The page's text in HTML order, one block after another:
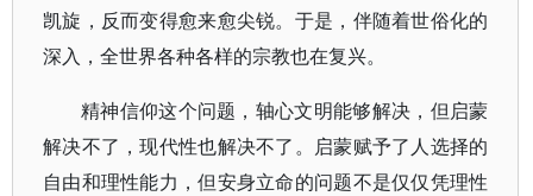
凯旋，反而变得愈来愈尖锐。于是，伴随着世俗化的
深入，全世界各种各样的宗教也在复兴。
精神信仰这个问题，轴心文明能够解决，但启蒙
解决不了，现代性也解决不了。启蒙赋予了人选择的
自由和理性能力，但安身立命的问题不是仅仅凭理性